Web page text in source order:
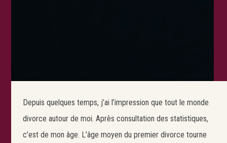
Depuis quelques temps, j’ai l’impression que tout le monde
divorce autour de moi. Après consultation des statistiques,
c’est de mon âge. L’âge moyen du premier divorce tourne